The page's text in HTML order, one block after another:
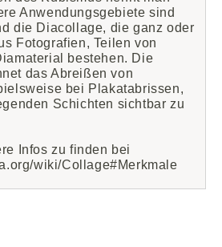
Anwendungsgebiete sind
die Diacollage, die ganz oder
Fotografien, Teilen von
bestehen. Die
das Abreißen von
bei Plakatabrissen,
Schichten sichtbar zu
Infos zu finden bei
wiki/Collage#Merkmale